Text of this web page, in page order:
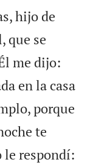
hijo de
que se
me dijo:
en la casa
porque
te
le respondí: